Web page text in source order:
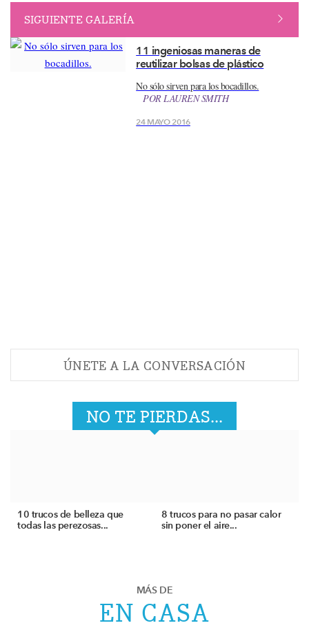
SIGUIENTE GALERÍA
11 ingeniosas maneras de
reutilizar bolsas de plástico
No sólo sirven para los bocadillos.
PORLAUREN SMITH
24 MAYO 2016
ÚNETE A LA CONVERSACIÓN
NO TE PIERDAS...
10 trucos de belleza que
todas las perezosas...
8 trucos para no pasar calor
sin poner el aire...
MÁS DE
EN CASA